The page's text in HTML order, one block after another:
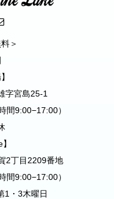
＞
字宮島25-1
9:00−17:00）
2丁目2209番地
9:00−17:00）
・3木曜日